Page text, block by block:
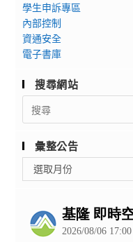
學生申訴專區
內部控制
資通安全
電子書庫
搜尋網站
Search
for:
彙整公告
整
選取月份